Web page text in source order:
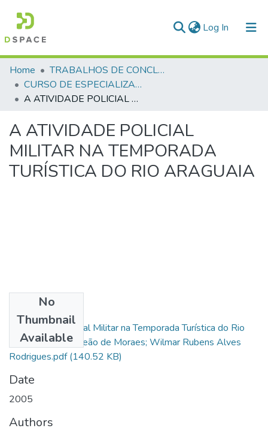
Log In (current)
Communities & Collections
All of DSpace
Home
TRABALHOS DE CONCLUSÃO DE CURSO - CEGESP (CURSO DE ESPECIALIZAÇÃO EM GERENCIAMENTO EM SEGURANÇA PÚBLICA)
CURSO DE ESPECIALIZAÇÃO EM GERENCIAMENTO EM SEGURANÇA PÚBLICA - CEGESP - 2005
A ATIVIDADE POLICIAL MILITAR NA TEMPORADA TURÍSTICA DO RIO ARAGUAIA
A ATIVIDADE POLICIAL
MILITAR NA TEMPORADA
TURÍSTICA DO RIO ARAGUAIA
No
Thumbnail
Available
A Atividade Policial Militar na Temporada Turística do Rio
Araguaia - Célio Leão de Moraes; Wilmar Rubens Alves
Rodrigues.pdf(140.52 KB)
Date
2005
Authors